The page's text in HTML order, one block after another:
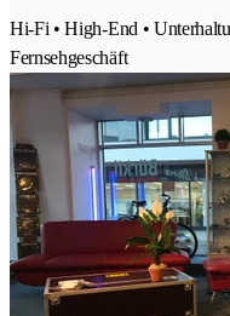
Hi-Fi • High-End •
Fernsehgeschäft